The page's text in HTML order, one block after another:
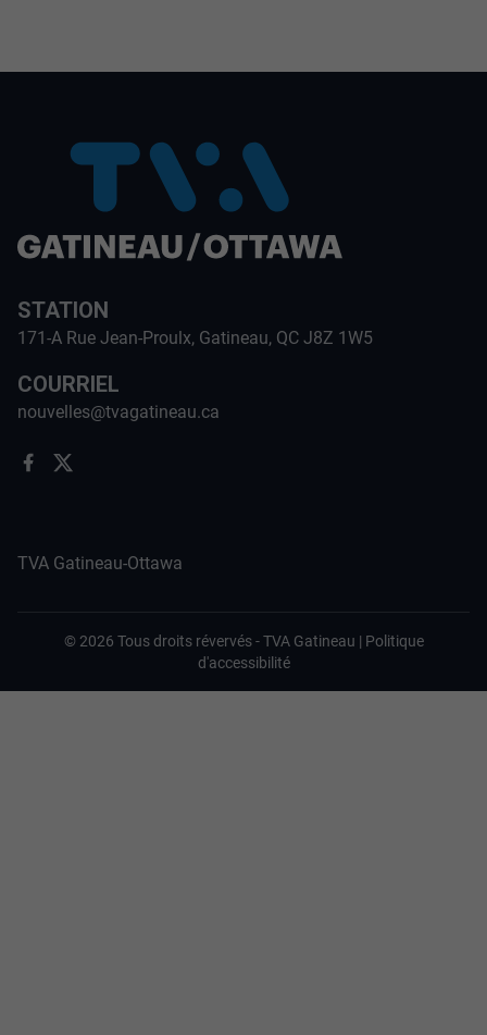
STATION
171-A Rue Jean-Proulx, Gatineau, QC J8Z 1W5
COURRIEL
nouvelles@tvagatineau.ca
TVA Gatineau-Ottawa
© 2026 Tous droits révervés -TVA Gatineau | Politique
d'accessibilité